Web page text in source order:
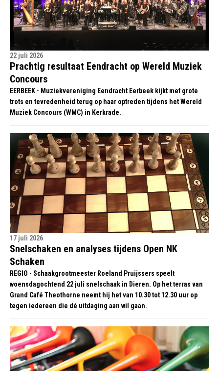
22 juli 2026
Prachtig resultaat Eendracht op Wereld Muziek
Concours
EERBEEK - Muziekvereniging Eendracht Eerbeek kijkt met grote
trots en tevredenheid terug op haar optreden tijdens het Wereld
Muziek Concours (WMC) in Kerkrade.
17 juli 2026
Snelschaken en analyses tijdens Open NK
Schaken
REGIO - Schaakgrootmeester Roeland Pruijssers speelt
woensdagochtend 22 juli snelschaak in Dieren. Op het terras van
Grand Café Theothorne neemt hij het van 10.30 tot 12.30 uur op
tegen iedereen die dé uitdaging aan wil gaan.